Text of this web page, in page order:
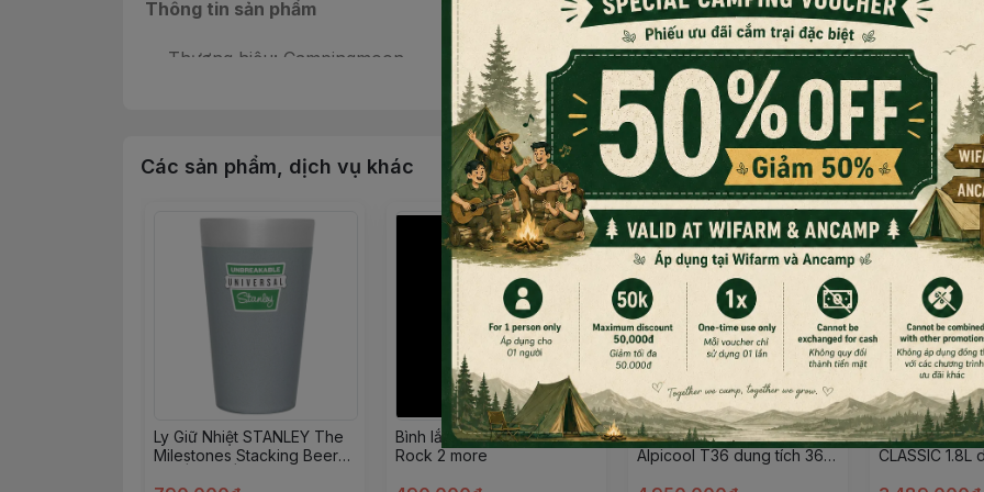
Thông tin sản phẩm
Thương hiệu: Campingmoon
Kích thước sử dụng: 210*145*255mm
Kích thước gấp gọn: 210*145*210mm
Dung tích: 1,86L (đầy), 1,5L (khuyên dùng)
Màu sắc: Bạc, Đen
Xuất xứ: Trung Quốc
Toàn bộ ấm được làm từ thép không gỉ 304 an toàn, chịu nhiệt độ cao và dễ dàng vệ sinh
Đọc thêm nội dung
Các sản phẩm, dịch vụ khác
Ly Giữ Nhiệt STANLEY The
Milestones Stacking Beer
Bình lắc sữa pha cà phê
Rock 2 more
Tủ lạnh mini cao cấp
Alpicool T36 dung tích 36L
Ấm đun nước
CLASSIC 1.8L